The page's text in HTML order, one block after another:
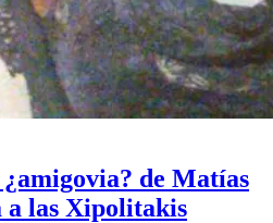
de Matías
a las Xipolitakis